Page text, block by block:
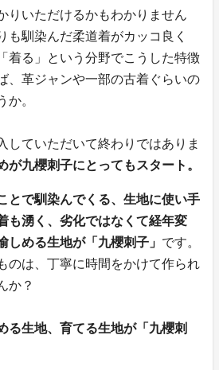
りいただけるかもわかりません
も馴染んだ柔道着がカッコ良く
着る」という分野でこうした特徴
、革ジャンや一部の古着ぐらいの
か。
していただいて終わりではありま
が九櫻刺子にとってもスタート。
とで馴染んでくる、生地に使い手
も湧く、劣化ではなくて経年変
しめる生地が「九櫻刺子」 です。
のは、丁寧に時間をかけて作られ
か？
る生地、育てる生地が「九櫻刺